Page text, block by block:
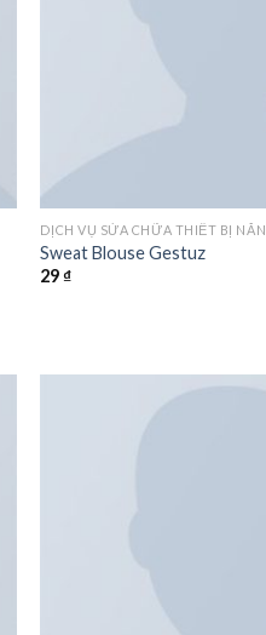
DỊCH VỤ SỬA CHỮA THIẾT BỊ
Sweat Blouse Gestuz
29₫